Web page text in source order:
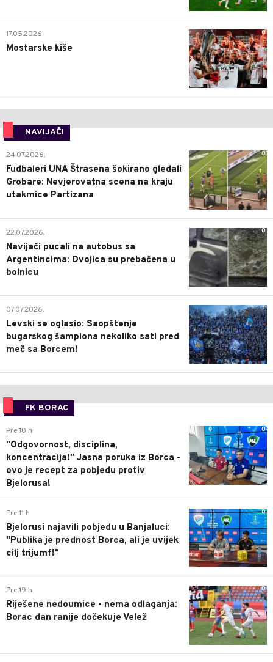
0
17.05.2026.
Mostarske kiše
NAVIJAČI
0
24.07.2026.
Fudbaleri UNA Štrasena šokirano gledali
Grobare: Nevjerovatna scena na kraju
utakmice Partizana
0
22.07.2026.
Navijači pucali na autobus sa
Argentincima: Dvojica su prebačena u
bolnicu
1
07.07.2026.
Levski se oglasio: Saopštenje
bugarskog šampiona nekoliko sati pred
meč sa Borcem!
FK BORAC
0
Pre 10 h
"Odgovornost, disciplina,
koncentracija!" Jasna poruka iz Borca -
ovo je recept za pobjedu protiv
Bjelorusa!
0
Pre 11 h
Bjelorusi najavili pobjedu u Banjaluci:
"Publika je prednost Borca, ali je uvijek
cilj trijumf!"
0
Pre 19 h
Riješene nedoumice - nema odlaganja:
Borac dan ranije dočekuje Velež